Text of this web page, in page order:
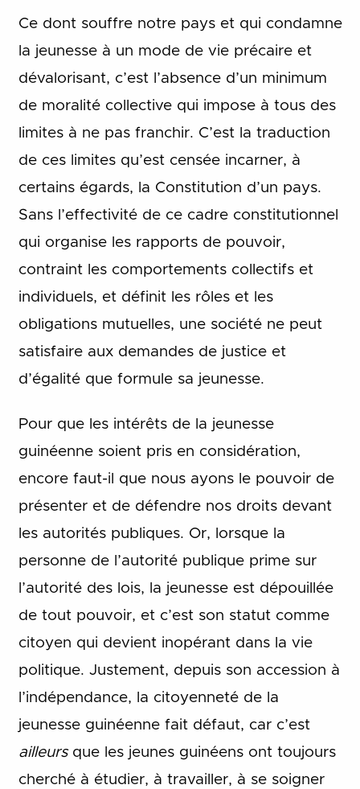
Ce dont souffre notre pays et qui condamne
la jeunesse à un mode de vie précaire et
dévalorisant, c’est l’absence d’un minimum
de moralité collective qui impose à tous des
limites à ne pas franchir. C’est la traduction
de ces limites qu’est censée incarner, à
certains égards, la Constitution d’un pays.
Sans l’effectivité de ce cadre constitutionnel
qui organise les rapports de pouvoir,
contraint les comportements collectifs et
individuels, et définit les rôles et les
obligations mutuelles, une société ne peut
satisfaire aux demandes de justice et
d’égalité que formule sa jeunesse.
Pour que les intérêts de la jeunesse
guinéenne soient pris en considération,
encore faut-il que nous ayons le pouvoir de
présenter et de défendre nos droits devant
les autorités publiques. Or, lorsque la
personne de l’autorité publique prime sur
l’autorité des lois, la jeunesse est dépouillée
de tout pouvoir, et c’est son statut comme
citoyen qui devient inopérant dans la vie
politique. Justement, depuis son accession à
l’indépendance, la citoyenneté de la
jeunesse guinéenne fait défaut, car c’est
ailleursque les jeunes guinéens ont toujours
cherché à étudier, à travailler, à se soigner